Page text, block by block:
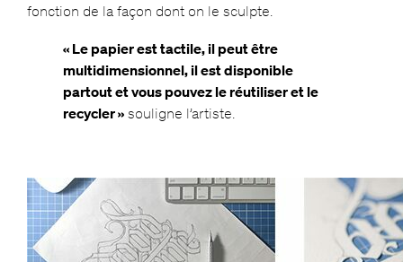
fonction de la façon dont on le sculpte.
« Le papier est tactile, il peut être
multidimensionnel, il est disponible
partout et vous pouvez le réutiliser et le
recycler »souligne l’artiste.